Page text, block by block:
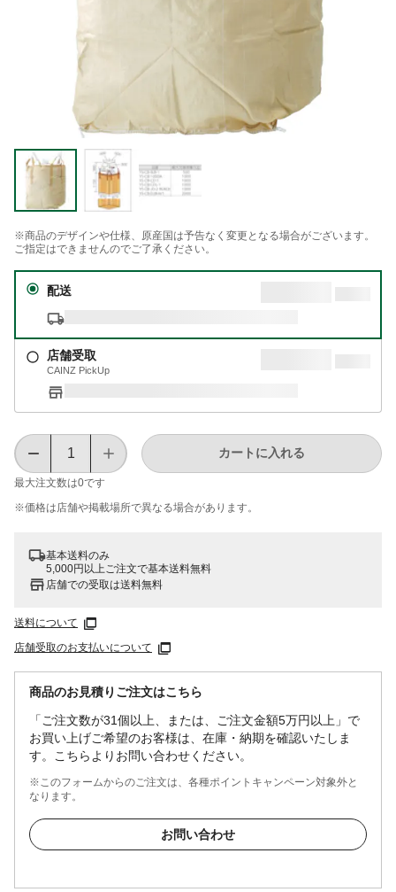
※商品のデザインや仕様、原産国は予告なく変更となる場合がございます。
ご指定はできませんのでご了承ください。
配送
店舗受取
CAINZ PickUp
最大注文数は0です
カートに入れる
※価格は​店舗や​掲載場所で​異なる​場合が​あります。
基本送料のみ
5,000円以上ご注文で基本送料無料
店舗での受取は送料無料
送料について
店舗受取のお支払いについて
商品のお見積りご注文はこちら
「ご注文数が31個以上、または、ご注文金額5万円以上」で
お買い上げご希望のお客様は、在庫・納期を確認いたしま
す。こちらよりお問い合わせください。
※このフォームからのご注文は、各種ポイントキャンペーン対象外と
なります。
お問い合わせ